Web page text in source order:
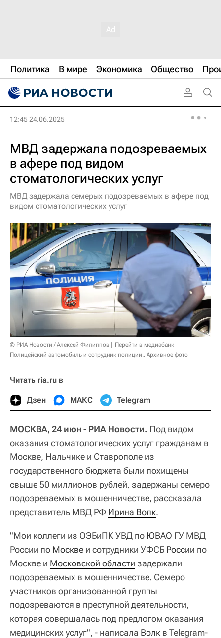
Политика В мире Экономика Общество
12:45 24.06.2025
МВД задержала подозреваемых
в афере под видом
стоматологических услуг
МВД задержала семерых подозреваемых в афере под
видом стоматологических услуг
© РИА Новости / Алексей Филиппов
Перейти в медиабанк
Полицейский автомобиль и сотрудник полиции.. Архивное фото
Читать ria.ru в
Дзен МАКС Telegram
МОСКВА, 24 июн - РИА Новости. Под видом
оказания стоматологических услуг гражданам в
Москве, Нальчике и Ставрополе из
государственного бюджета были похищены
свыше 50 миллионов рублей, задержаны семеро
подозреваемых в мошенничестве, рассказала
представитель МВД РФ Ирина Волк.
"Мои коллеги из ОЭБиПК УВД по ЮВАО ГУ МВД
России по Москве и сотрудники УФСБ России по
Москве и Московской области задержали
подозреваемых в мошенничестве. Семеро
участников организованной группы
подозреваются в преступной деятельности,
которая совершалась под предлогом оказания
медицинских услуг", - написала Волк в Telegram-